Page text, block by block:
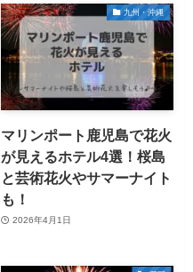
九州・沖縄
マリンポート鹿児島で花火
が見えるホテル4選！桜島
と芸術花火やサマーナイト
も！
2026年4月1日